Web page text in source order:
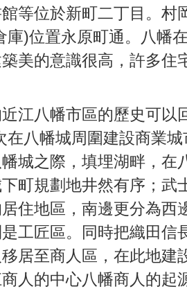
等位於新町二丁目。村
庫)位置永原町通。八幡
美的意識很高，許多住
江八幡市區的歷史可以
在八幡城周圍建設商業
城之際，填埋湖畔，在
町規劃地井然有序；武
住地區，南邊更分為西
工匠區。同時把織田信
居至商人區，在此地建
人的中心八幡商人的起